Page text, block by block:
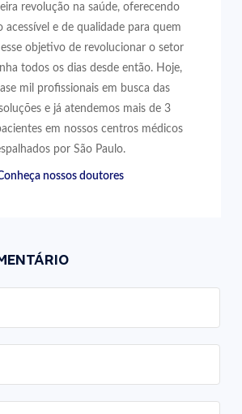
revolução na saúde, oferecendo
acessível e de qualidade para quem
objetivo de revolucionar o setor
todos os dias desde então. Hoje,
mil profissionais em busca das
e já atendemos mais de 3
em nossos centros médicos
por São Paulo.
nossos doutores